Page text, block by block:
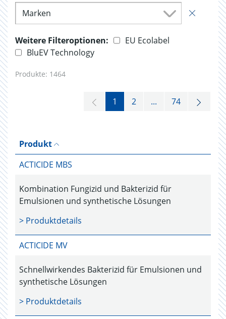
Marken
Weitere Filteroptionen:
EU Ecolabel
BluEV Technology
Produkte: 1464
1 2 ... 74
Produkt
ACTICIDE MBS
Kombination Fungizid und Bakterizid für
Emulsionen und synthetische Lösungen
> Produktdetails
ACTICIDE MV
Schnellwirkendes Bakterizid für Emulsionen und
synthetische Lösungen
> Produktdetails